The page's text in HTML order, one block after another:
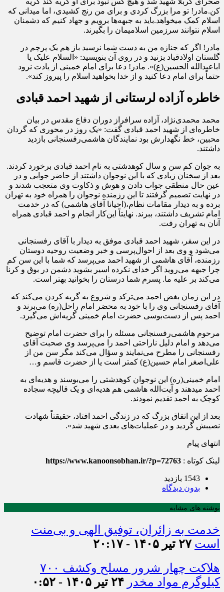
کن.مادر! تو مرا بزرگ کردی و برای من رنج کشیدی، اما می‎دانی که
اسلام کمک می‎خواهد.باید به جبهه‌ها برویم و جهاد کنیم که دشمنان
اسلام نتوانند سرزمین اسلامیمان را بگیرند.
مادر! اگر که جنازه من به دست شما نرسید باز هم یک پرچم در
گلستان اولادقباد بزنید و در روی آن بنویسید: «السلام علیک یا
اباعبدالله الحسین(ع)». مادر! دعا برای امام خمینی از یادت نرود
حتماً برای امام دعا کنید و از خدا بخواهید اسلام را پیروز کند».
خاطره‌ آزاده لرستانی از شهید احمد قبادی
محمد محمدی‌نژاد، آزاده سرافراز دوران دفاع مقدس در بیان
خاطره‌ای از شهید احمد قبادی گفت: «یک روز در محوری که گردان
محبین، خط نگهدارش بود نمایندگان هاشمی‌رفسنجانی بازدید
داشتند.
به جوان کم سن و سال کوهدشتی به نام احمد قبادی برخورد کردند.
بعد از سخنان زیادی که با این نوجوان داشتند از حاضر جوابی و در
عین حال منطقی جواب دادن و هوش و ذکاوت وی متعجب شدند و
در نهایت تصمیم گرفتند تا این رزمنده نوجوان را همراه خود به تهران
برده و به دیدار مقامات نظام،(احیانا آقای هاشمی) که در خدمت
امام تشریف داشتند، ببرند. نهایتاً این‌کار انجام و احمد قبادی همراه
آنان به تهران رفت.
در این سفر، شهید احمد قبادی موفق به دیدار با آقای رفسنجانی
می‌شود و وی بعد از احوال‌پرسی و خبر وضعیت روحیه دوستان
رزمنده، آقای هاشمی از شهید احمد می‌پرسد که شما با این سن کم
چرا جبهه می‌روید اگر خدای نکرده اسیر بشوید دشمن در بوق و کرنا
می‌کند بر علیه ما. پسرم شما درستان را بخوانید بهتر است.
در این زمان بغض احمد می‌ترکد و شروع به گریه کردن می‌کند که
آقای رفسنجانی وی را با خود به محضر امام راحل(ره) می‌برند و
احمد پس از دست‌بوسی حضرت امام خمینی گریه‌اش می‌گیرد.
مرحوم هاشمی‌رفسنجانی مسئله را برای حضرت امام توضیح
می‌دهد و امام دلیل ناراحتی احمد را می‌پرسد وی صحبت آقای
رفسنجانی را مطرح می‌نمایند و سؤال می‌کند مگر سن من از
علی‌اصغر امام حسین(ع) کمتر است یا از حضرت قاسم و…
امام خمینی(ره) این نوجوان کوهدشتی را می‌بوسند و هدیه‌ای به
احمد می‎دهند و آیت‌الله هاشمی هم هدیه‌ای و یک قالیچه سجاده
کوچک به احمد تقدیم نمودند.
بعد از این اتفاق بزرگ که در زندگی احمد افتاد، حقیقتاً شهادت
نصیبش گردید و در عملیات‌های بعدی شهید شد».
انتهای پیام
لینک کوتاه : https://www.kanoonsobhan.ir/?p=72763
1543 بازدید
بدون دیدگاه
نوشته های مشابه
خدمت به زائران، توفیق الهی و بی‌منت
است ۲۷ تیر ۱۴۰۵ - ۲۰:۱۷
هلاکت چهار شرور مسلح وکشف ۷۰۰
کیلوگرم مواد مخدر ۲۴ تیر ۱۴۰۵ - ۰:۵۲